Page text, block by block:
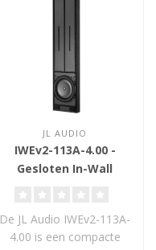
JL AUDIO
IWEv2-113A-4.00 -
Gesloten In-Wall
De JL Audio IWEv2-113A-
4.00 is een compacte